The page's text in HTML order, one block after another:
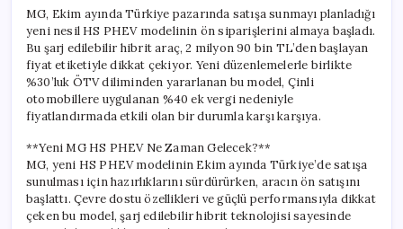
Fiyatı
ve
Türkiye
Pazarına
Giriş
MG, Ekim ayında Türkiye pazarında satışa sunmayı planladığı
yeni nesil HS PHEV modelinin ön siparişlerini almaya başladı.
Bu şarj edilebilir hibrit araç, 2 milyon 90 bin TL’den başlayan
fiyat etiketiyle dikkat çekiyor. Yeni düzenlemelerle birlikte
%30’luk ÖTV diliminden yararlanan bu model, Çinli
otomobillere uygulanan %40 ek vergi nedeniyle
fiyatlandırmada etkili olan bir durumla karşı karşıya.
**Yeni MG HS PHEV Ne Zaman Gelecek?**
MG, yeni HS PHEV modelinin Ekim ayında Türkiye’de satışa
sunulması için hazırlıklarını sürdürürken, aracın ön satışını
başlattı. Çevre dostu özellikleri ve güçlü performansıyla dikkat
çeken bu model, şarj edilebilir hibrit teknolojisi sayesinde